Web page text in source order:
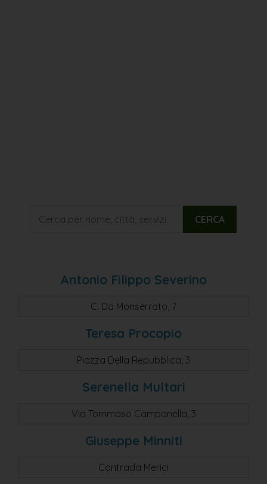
CERCA
Antonio Filippo Severino
C. Da Monserrato, 7
Teresa Procopio
Piazza Della Repubblica, 3
Serenella Multari
Via Tommaso Campanella, 3
Giuseppe Minniti
Contrada Merici